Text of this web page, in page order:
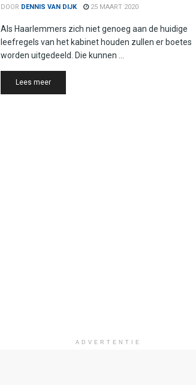
DOOR DENNIS VAN DIJK 25 MAART 2020
Als Haarlemmers zich niet genoeg aan de huidige
leefregels van het kabinet houden zullen er boetes
worden uitgedeeld. Die kunnen ...
Lees meerDetails
ADVERTENTIE